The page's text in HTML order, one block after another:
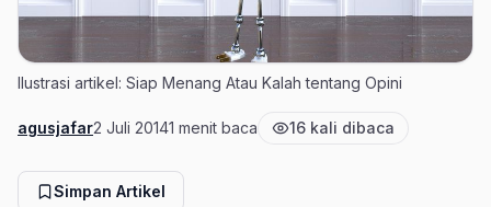
Ilustrasi artikel: Siap Menang Atau Kalah tentang Opini
Penulis
agusjafarTanggal terbit
2 Juli 2014Estimasi waktu baca
1 menit baca Jumlah pembaca
16 kali dibaca
Simpan Artikel